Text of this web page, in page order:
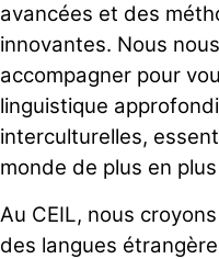
avancées et des
innovantes. Nous
accompagner pour
linguistique
interculturelles,
monde de plus en
Au CEIL, nous
des langues